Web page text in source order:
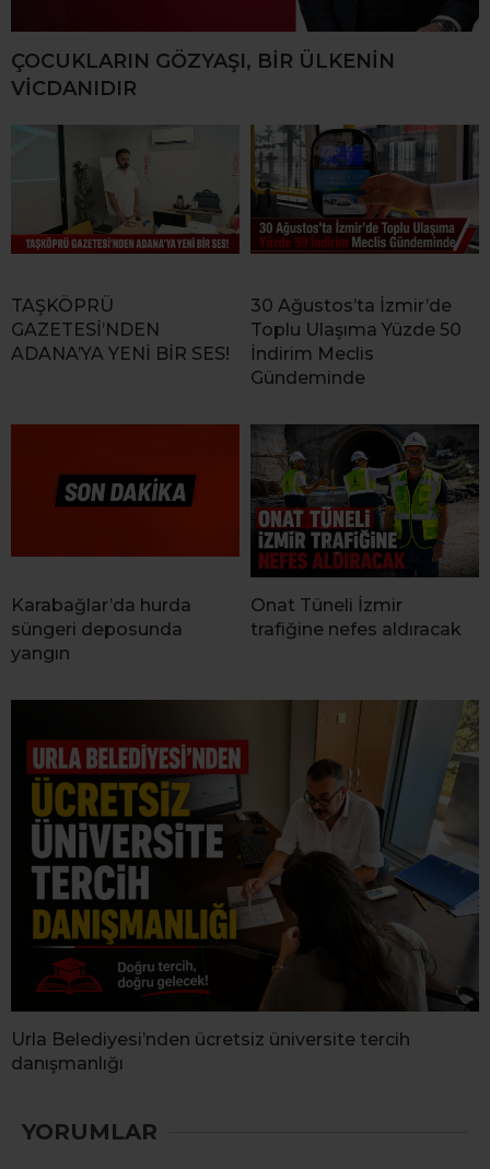
ÇOCUKLARIN GÖZYAŞI, BİR ÜLKENİN
VİCDANIDIR
TAŞKÖPRÜ
GAZETESİ’NDEN
ADANA’YA YENİ BİR SES!
30 Ağustos’ta İzmir’de
Toplu Ulaşıma Yüzde 50
İndirim Meclis
Gündeminde
Karabağlar’da hurda
süngeri deposunda
yangın
Onat Tüneli İzmir
trafiğine nefes aldıracak
Urla Belediyesi’nden ücretsiz üniversite tercih
danışmanlığı
YORUMLAR